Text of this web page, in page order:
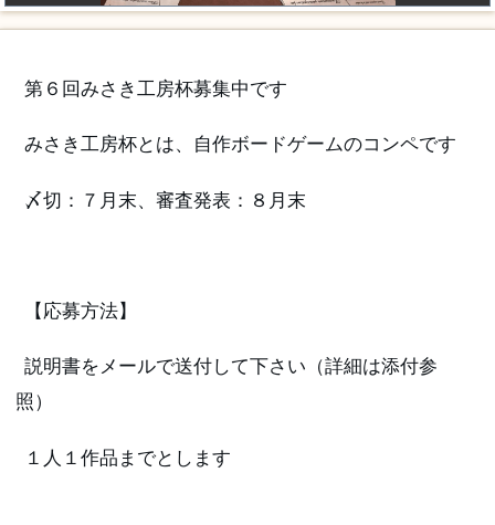
第６回みさき工房杯募集中です
みさき工房杯とは、自作ボードゲームのコンペです
〆切：７月末、審査発表：８月末
【応募方法】
説明書をメールで送付して下さい（詳細は添付参
照）
１人１作品までとします